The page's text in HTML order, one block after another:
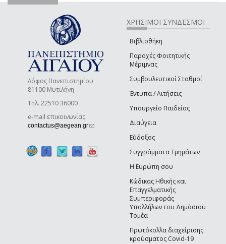
Λόφος Πανεπιστημίου
81100 Μυτιλήνη
Τηλ. 22510 36000
e-mail επικοινωνίας:
contactus@aegean.gr(link sends e-mail)
ΧΡΗΣΙΜΟΙ ΣΥΝΔΕΣΜΟΙ
Βιβλιοθήκη
Παροχές Φοιτητικής
Μέριμνας
Συμβουλευτικοί Σταθμοί
Έντυπα / Αιτήσεις
Υπουργείο Παιδείας
Διαύγεια
Εύδοξος
Συγγράμματα Τμημάτων
Η Ευρώπη σου
Κώδικας Ηθικής και
Επαγγελματικής
Συμπεριφοράς
Υπαλλήλων του Δημόσιου
Τομέα
Πρωτόκολλα διαχείρισης
κρούσματος Covid-19